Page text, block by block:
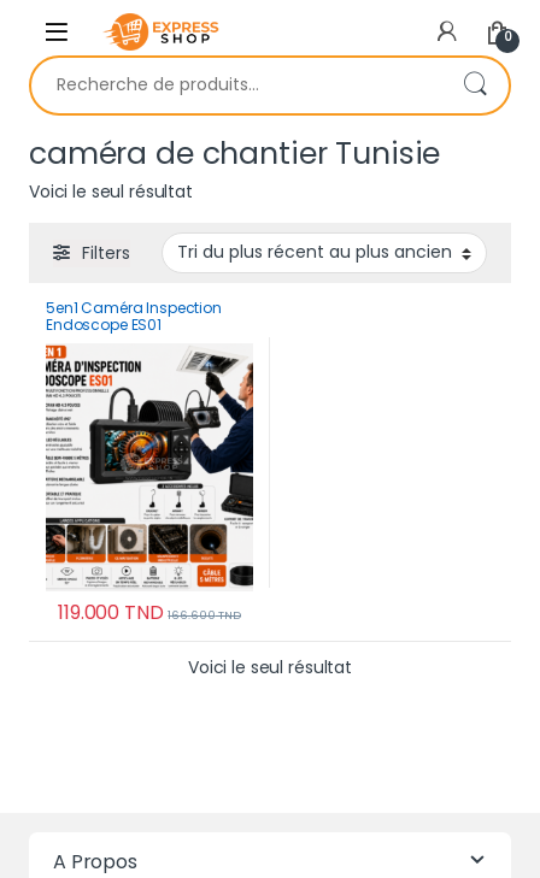
Skip to navigation
Skip to content
0
Recherche pour :
caméra de chantier Tunisie
Voici le seul résultat
Filters
5en1 Caméra Inspection
Endoscope ES01
Professionnelle avec écran
HD 4.3 pouces
119.000 TND 166.600TND
Voici le seul résultat
A Propos